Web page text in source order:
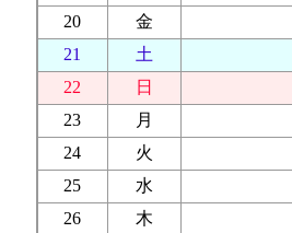
20
金
21
土
22
日
23
月
24
火
25
水
26
木